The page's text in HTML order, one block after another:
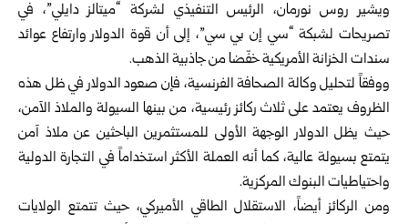
ويشير روس نورمان، الرئيس التنفيذي لشركة “ميتالز دايلي”، في
تصريحات لشبكة “سي إن بي سي”، إلى أن قوة الدولار وارتفاع عوائد
سندات الخزانة الأمريكية خفّضا من جاذبية الذهب.
ووفقاً لتحليل وكالة الصحافة الفرنسية، فإن صعود الدولار في ظل هذه
الظروف يعتمد على ثلاث ركائز رئيسية، من بينها السيولة والملاذ الآمن،
حيث يظل الدولار الوجهة الأولى للمستثمرين الباحثين عن ملاذ آمن
يتمتع بسيولة عالية، كما أنه العملة الأكثر استخداماً في التجارة الدولية
واحتياطيات البنوك المركزية.
ومن الركائز أيضاً، الاستقلال الطاقي الأميركي، حيث تتمتع الولايات